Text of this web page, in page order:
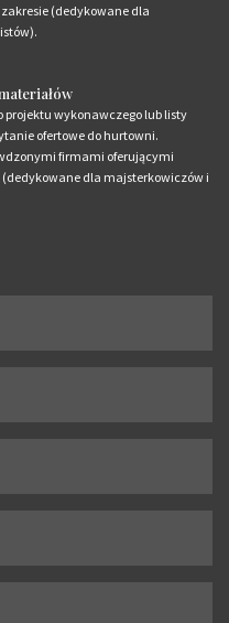
(dedykowane dla
projektu wykonawczego lub listy
ofertowe do hurtowni.
firmami oferującymi
(dedykowane dla majsterkowiczów i